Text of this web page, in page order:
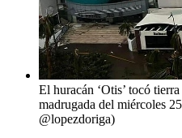
El huracán ‘Otis’ tocó
madrugada del miércoles
@lopezdoriga)